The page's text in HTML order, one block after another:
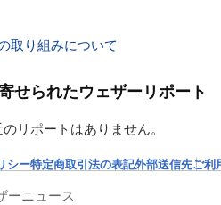
取り組みについて
せられたウェザーリポート
リポートはありません。
シー特定商取引法の表記外部送信先ご利
ーニュース